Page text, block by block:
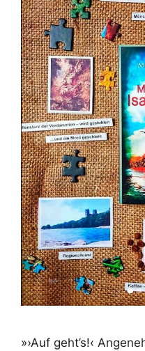
»›Auf geht’s!‹